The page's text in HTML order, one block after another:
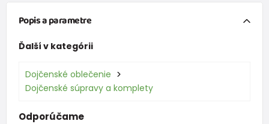
Popis a parametre
Ďalší v kategórii
Dojčenské oblečenie
Dojčenské súpravy a komplety
Odporúčame